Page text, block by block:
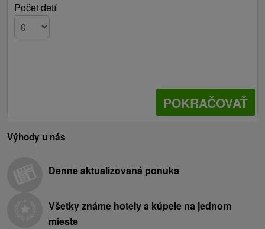
Počet detí
POKRAČOVAŤ
Výhody u nás
Denne aktualizovaná ponuka
Všetky známe hotely a kúpele na jednom
mieste